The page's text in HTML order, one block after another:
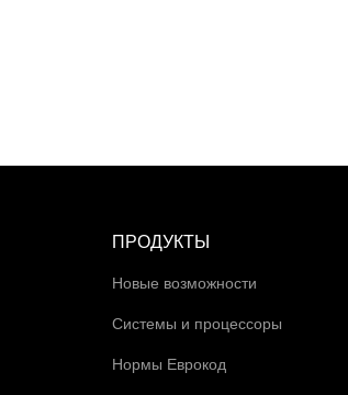
ПРОДУКТЫ
Новые возможности
Системы и процессоры
Нормы Еврокод